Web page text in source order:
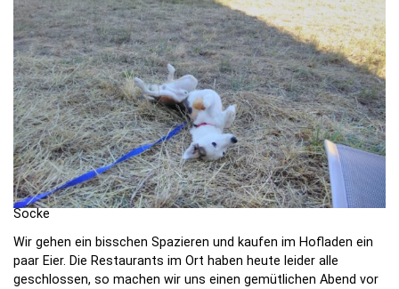
Socke
Wir gehen ein bisschen Spazieren und kaufen im Hofladen ein
paar Eier. Die Restaurants im Ort haben heute leider alle
geschlossen, so machen wir uns einen gemütlichen Abend vor